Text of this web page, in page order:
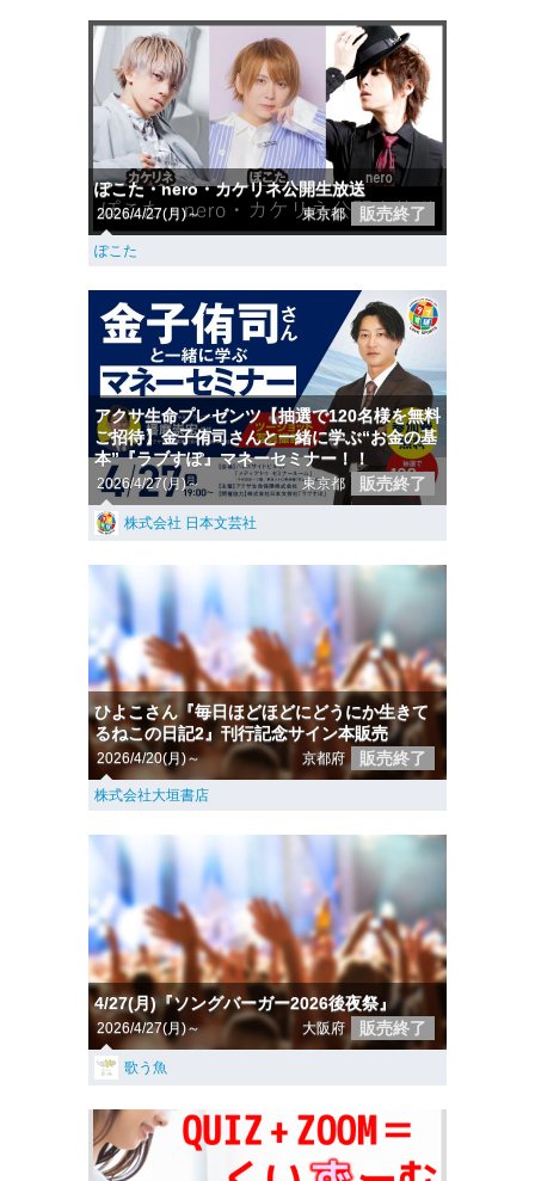
ぽこた・nero・カケリネ公開生放送
2026/4/27(月)～ 東京都 販売終了
ぽこた
アクサ生命プレゼンツ【抽選で120名様を無料
ご招待】金子侑司さんと一緒に学ぶ“お金の基
本”『ラブすぽ』マネーセミナー！！
2026/4/27(月)～ 東京都 販売終了
株式会社 日本文芸社
ひよこさん『毎日ほどほどにどうにか生きて
るねこの日記2』刊行記念サイン本販売
2026/4/20(月)～ 京都府 販売終了
株式会社大垣書店
4/27(月)『ソングバーガー2026後夜祭』
2026/4/27(月)～ 大阪府 販売終了
歌う魚